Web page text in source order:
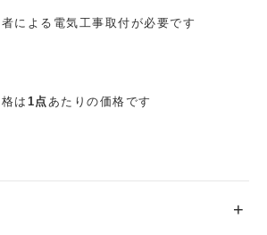
による電気工事取付が必要です
は 1点あたりの価格です